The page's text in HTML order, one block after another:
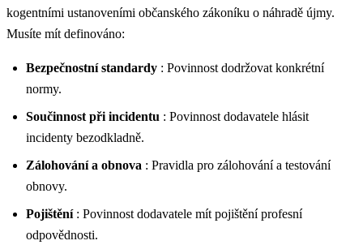
kogentními ustanoveními občanského zákoníku o náhradě újmy.
Musíte mít definováno:
Bezpečnostní standardy : Povinnost dodržovat konkrétní
normy.
Součinnost při incidentu : Povinnost dodavatele hlásit
incidenty bezodkladně.
Zálohování a obnova : Pravidla pro zálohování a testování
obnovy.
Pojištění : Povinnost dodavatele mít pojištění profesní
odpovědnosti.